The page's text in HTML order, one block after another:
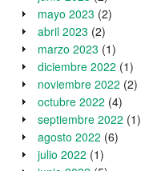
mayo 2023 (2)
abril 2023 (2)
marzo 2023 (1)
diciembre 2022 (1)
noviembre 2022 (2)
octubre 2022 (4)
septiembre 2022 (1)
agosto 2022 (6)
julio 2022 (1)